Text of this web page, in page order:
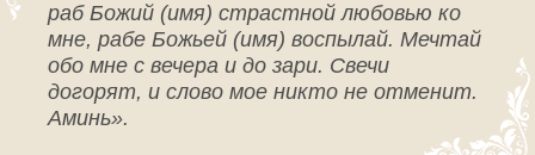
раб Божий (имя) страстной любовью ко
мне, рабе Божьей (имя) воспылай. Мечтай
обо мне с вечера и до зари. Свечи
догорят, и слово мое никто не отменит.
Аминь».